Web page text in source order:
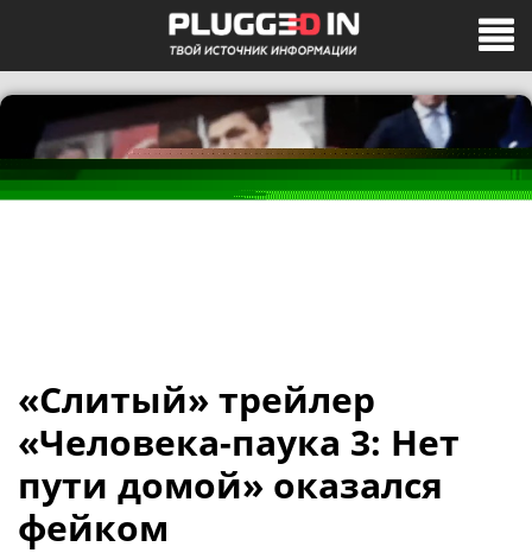
«Слитый» трейлер
«Человека-паука 3: Нет
пути домой» оказался
фейком